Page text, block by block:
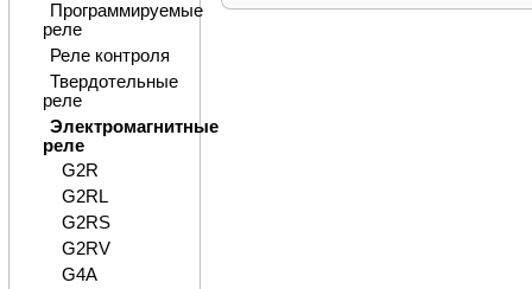
Программируемые
реле
Реле контроля
Твердотельные
реле
Электромагнитные
реле
G2R
G2RL
G2RS
G2RV
G4A